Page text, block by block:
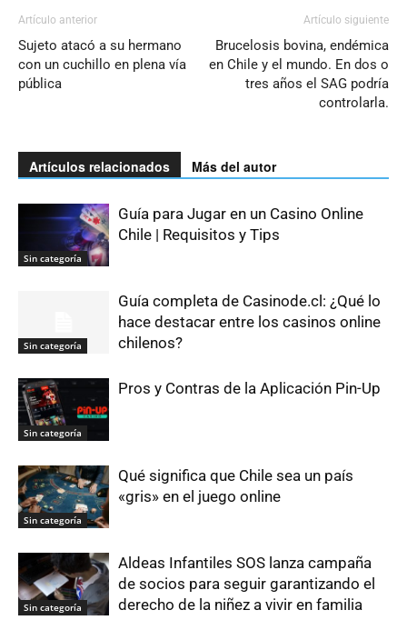
Artículo anterior
Sujeto atacó a su hermano
con un cuchillo en plena vía
pública
Artículo siguiente
Brucelosis bovina, endémica
en Chile y el mundo. En dos o
tres años el SAG podría
controlarla.
Artículos relacionados Más del autor
Sin categoría
Guía para Jugar en un Casino Online
Chile | Requisitos y Tips
Sin categoría
Guía completa de Casinode.cl: ¿Qué lo
hace destacar entre los casinos online
chilenos?
Sin categoría
Pros y Contras de la Aplicación Pin-Up
Sin categoría
Qué significa que Chile sea un país
«gris» en el juego online
Sin categoría
Aldeas Infantiles SOS lanza campaña
de socios para seguir garantizando el
derecho de la niñez a vivir en familia